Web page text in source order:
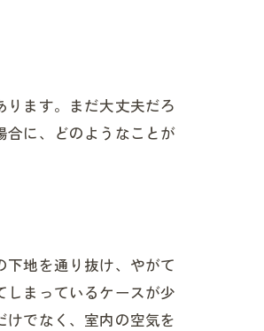
ます。まだ大丈夫だろ
合に、どのようなことが
地を通り抜け、やがて
まっているケースが少
でなく、室内の空気を